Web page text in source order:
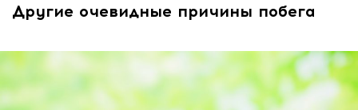
Другие очевидные причины побега